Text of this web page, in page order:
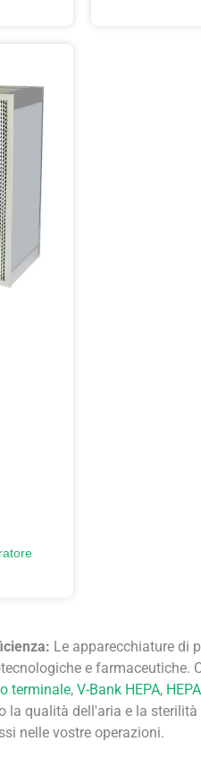
Le apparecchiature di
e farmaceutiche.
terminale, V-Bank HEPA,
la qualità dell'aria e la
nelle vostre operazioni.